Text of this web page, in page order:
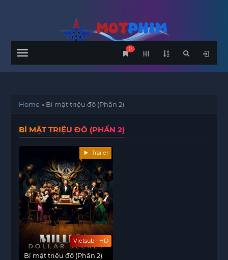
Menu
0
Home» Bí mật triệu đô (Phần 2)
BÍ MẬT TRIỆU ĐÔ (PHẦN 2)
Vietsub - HD
Trailer
Bí mật triệu đô (Phần 2)